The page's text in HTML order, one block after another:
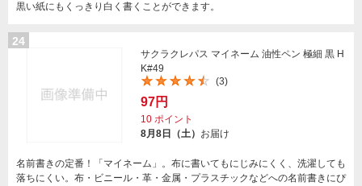
黒い紙にもくっきり白く書くことができます。
24
サクラクレパス マイネーム 油性ペン 極細 黒 H
K#49
(3)
97円
10 ポイント
8月8日（土） お届け
名前書きの定番！「マイネーム」。布に書いてもにじみにくく、洗濯しても
落ちにくい。布・ビニール・革・金属・プラスチックなどへの名前書きにぴ